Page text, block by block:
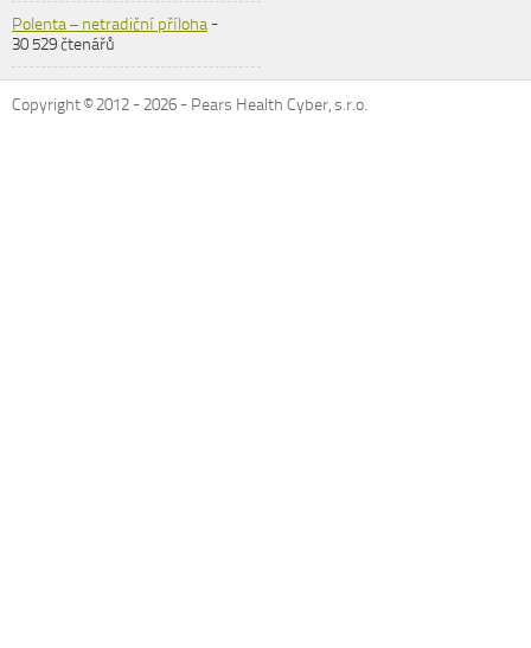
Polenta – netradiční příloha-
30 529 čtenářů
Copyright © 2012 -2026 - Pears Health Cyber, s.r.o.